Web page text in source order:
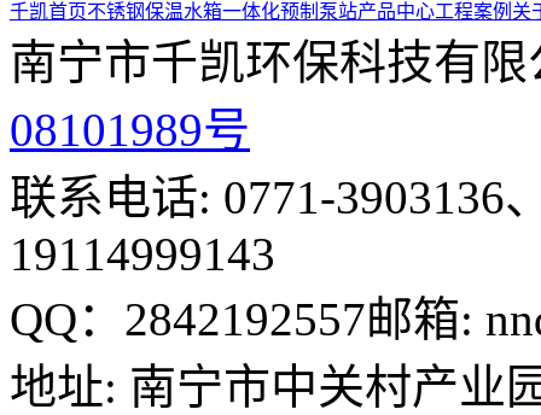
千凯首页不锈钢保温水箱一体化预制泵站产品中心工程案例 关
南宁市千凯环保科技有限
08101989号
联系电话: 0771-3903136
19114999143
QQ：2842192557邮箱:
地址: 南宁市中关村产业